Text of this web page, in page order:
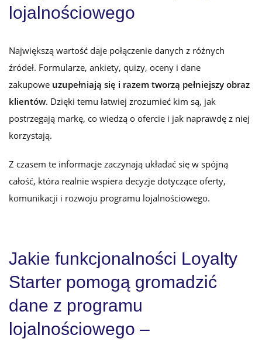
lojalnościowego
Największą wartość daje połączenie danych z różnych
źródeł. Formularze, ankiety, quizy, oceny i dane
zakupowe uzupełniają się i razem tworzą pełniejszy obraz
klientów. Dzięki temu łatwiej zrozumieć kim są, jak
postrzegają markę, co wiedzą o ofercie i jak naprawdę z niej
korzystają.
Z czasem te informacje zaczynają układać się w spójną
całość, która realnie wspiera decyzje dotyczące oferty,
komunikacji i rozwoju programu lojalnościowego.
Jakie funkcjonalności Loyalty
Starter pomogą gromadzić
dane z programu
lojalnościowego –